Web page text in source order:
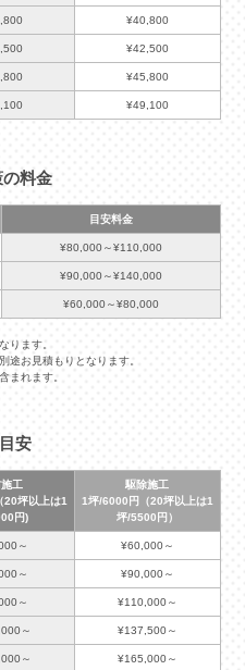
¥40,800
¥42,500
¥45,800
¥49,100
料金
目安料金
¥80,000～¥110,000
¥90,000～¥140,000
¥60,000～¥80,000
ります。
途お見積もりとなります。
まれます。
安
工
20坪以上は1
円)
駆除施工
1坪/6000円（20坪以上は1
坪/5500円）
～ ¥60,000～
～ ¥90,000～
～ ¥110,000～
～ ¥137,500～
～ ¥165,000～